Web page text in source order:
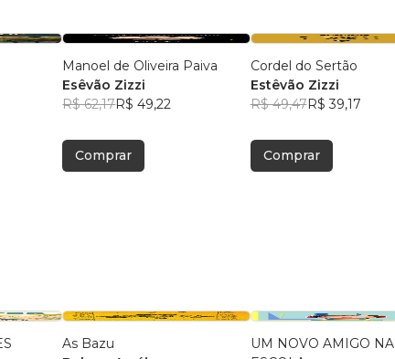
Manoel de Oliveira Paiva
Esêvão Zizzi
R$ 62,17R$ 49,22
Comprar
Cordel do Sertão
Estêvão Zizzi
R$ 49,47R$ 39,17
Comprar
As Bazu
UM NOVO AMIGO NA